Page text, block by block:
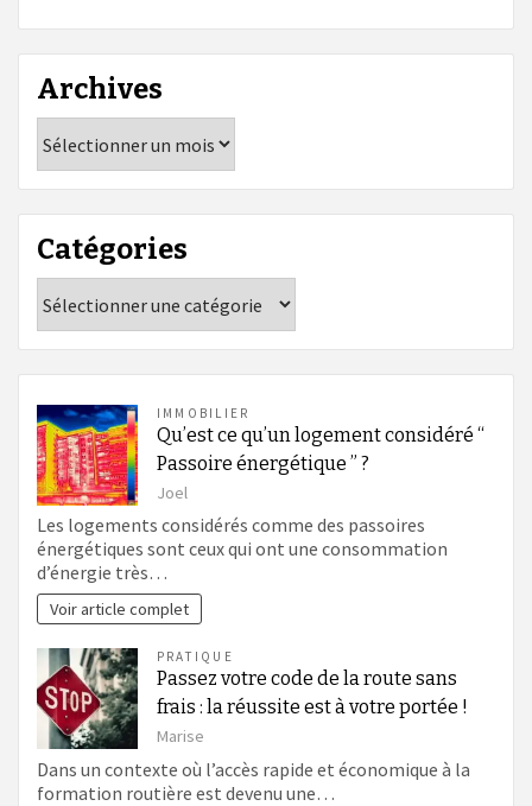
Archives
Catégories
IMMOBILIER
Qu’est ce qu’un logement considéré “
Passoire énergétique ” ?
Joel
Les logements considérés comme des passoires
énergétiques sont ceux qui ont une consommation
d’énergie très…
Voir article complet
PRATIQUE
Passez votre code de la route sans
frais : la réussite est à votre portée !
Marise
Dans un contexte où l’accès rapide et économique à la
formation routière est devenu une…